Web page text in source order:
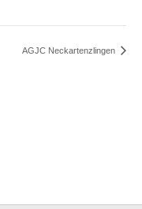
AGJC Neckartenzlingen